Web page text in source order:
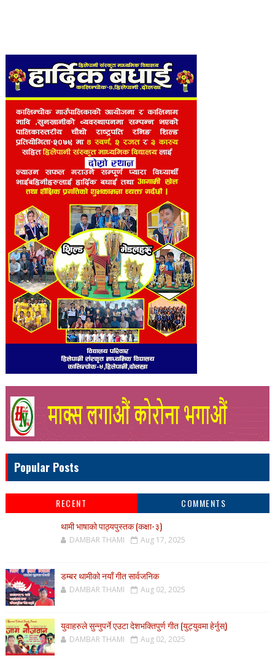
Popular Posts
RECENT
COMMENTS
थामी भाषाको पाठ्यपुस्तक (कक्षा-३)
DAMBAR THAMI Aug 17, 2025
डम्बर थामीको नयाँ गीत सार्वजनिक
DAMBAR THAMI Aug 02, 2025
युवाहरुले सुन्नुपर्ने एउटा देशभक्तिपुर्ण गीत (युट्युवमा हेर्नुस्)
DAMBAR THAMI Aug 02, 2025